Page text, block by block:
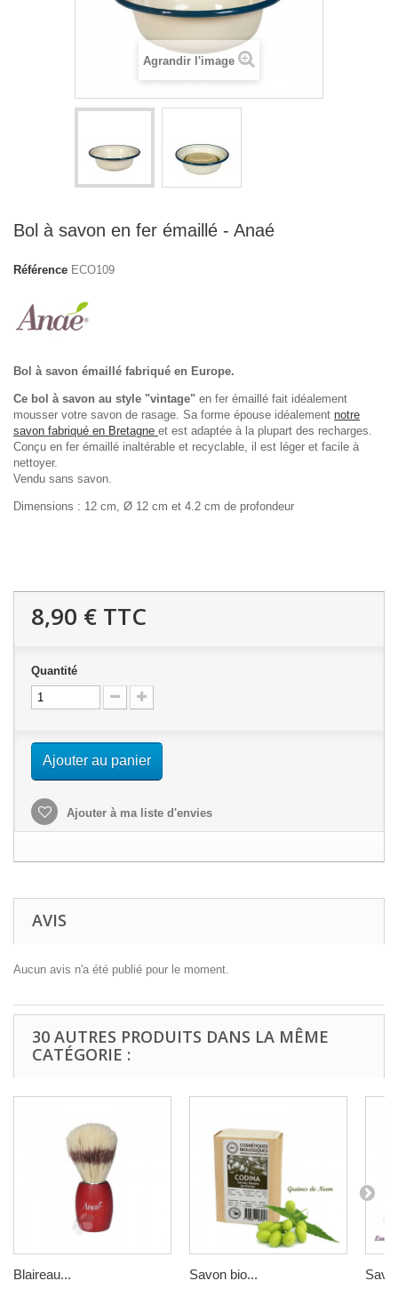
Agrandir l'image
Bol à savon en fer émaillé - Anaé
Référence ECO109
Bol à savon émaillé fabriqué en Europe.
Ce bol à savon au style "vintage" en fer émaillé fait idéalement
mousser votre savon de rasage. Sa forme épouse idéalement notre
savon fabriqué en Bretagne et est adaptée à la plupart des recharges.
Conçu en fer émaillé inaltérable et recyclable, il est léger et facile à
nettoyer.
Vendu sans savon.
Dimensions : 12 cm, Ø 12 cm et 4.2 cm de profondeur
8,90 € TTC
Quantité
Ajouter au panier
Ajouter à ma liste d'envies
AVIS
Aucun avis n'a été publié pour le moment.
30 AUTRES PRODUITS DANS LA MÊME
CATÉGORIE :
Blaireau... Savon bio...